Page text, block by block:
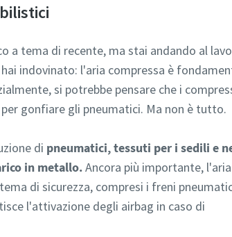
a tema di recente, ma stai andando al
indovinato: l'aria compressa è
si potrebbe pensare che i
gonfiare gli pneumatici. Ma non è tutto.
di pneumatici, tessuti per i sedili e
in metallo.Ancora più importante, l'aria
di sicurezza, compresi i freni
l'attivazione degli airbag in caso di